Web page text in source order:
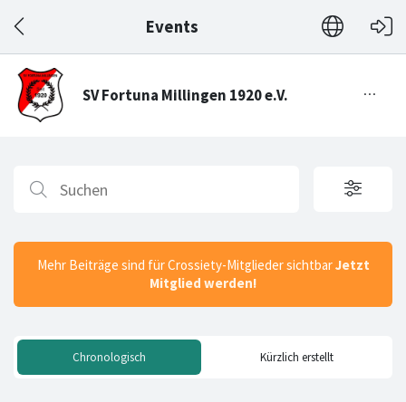
Events
Mehr Beiträge sind für Crossiety-Mitglieder sichtbarJetzt
Mitglied werden!
Chronologisch Kürzlich erstellt